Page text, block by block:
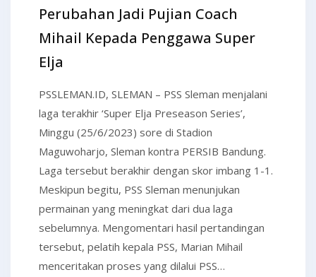
Perubahan Jadi Pujian Coach
Mihail Kepada Penggawa Super
Elja
PSSLEMAN.ID, SLEMAN – PSS Sleman menjalani
laga terakhir ‘Super Elja Preseason Series’,
Minggu (25/6/2023) sore di Stadion
Maguwoharjo, Sleman kontra PERSIB Bandung.
Laga tersebut berakhir dengan skor imbang 1-1.
Meskipun begitu, PSS Sleman menunjukan
permainan yang meningkat dari dua laga
sebelumnya. Mengomentari hasil pertandingan
tersebut, pelatih kepala PSS, Marian Mihail
menceritakan proses yang dilalui PSS…